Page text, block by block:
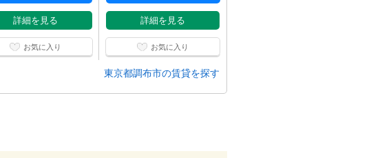
詳細を見る
お気に入り
詳細を見る
お気に入り
東京都調布市の賃貸を探す